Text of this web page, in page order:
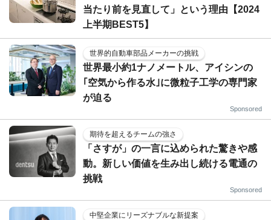
当たり前を見直して」という理由【2024
上半期BEST5】
世界的自動車部品メーカーの挑戦
世界最小約1ナノメートル、アイシンの
｢空気から作る水｣に微粒子工学の専門家
が迫る
Sponsored
期待を超えるチームの強さ
「さすが」の一言に込められた驚きや感
動。新しい価値を生み出し続ける電通の
挑戦
Sponsored
中堅企業にリーズナブルな新提案